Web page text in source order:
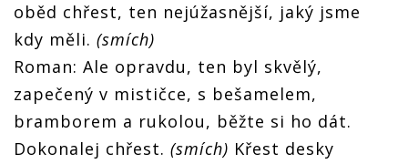
oběd chřest, ten nejúžasnější, jaký jsme
kdy měli. (smích)
Roman: Ale opravdu, ten byl skvělý,
zapečený v mističce, s bešamelem,
bramborem a rukolou, běžte si ho dát.
Dokonalej chřest. (smích) Křest desky